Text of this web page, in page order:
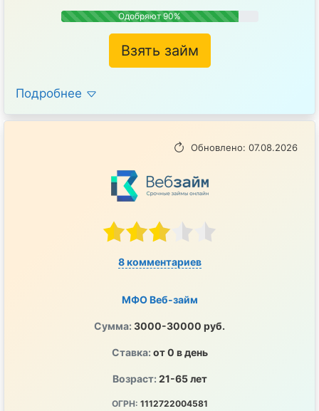
Одобряют 90%
Взять займ
Подробнее
Обновлено: 07.08.2026
8 комментариев
МФО Веб-займ
Сумма: 3000-30000 руб.
Ставка: от 0 в день
Возраст: 21-65 лет
ОГРН: 1112722004581